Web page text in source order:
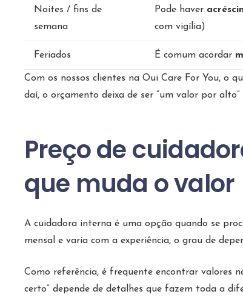
Noites / fins de
semana
Pode haver
com vigília)
Feriados É comum acordar
Com os nossos clientes na Oui Care For You, o
daí, o orçamento deixa de ser “um valor por
Preço de
que muda o valor
A cuidadora interna é uma opção quando se
mensal e varia com a experiência, o grau de
Como referência, é frequente encontrar valores
certo” depende de detalhes que fazem toda a